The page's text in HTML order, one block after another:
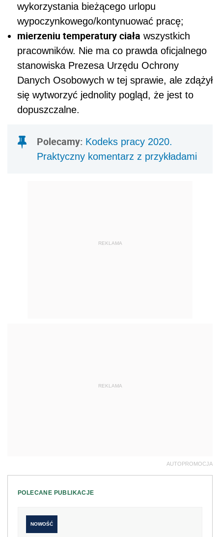
wykorzystania bieżącego urlopu
wypoczynkowego/kontynuować pracę;
mierzeniu temperatury ciała wszystkich
pracowników. Nie ma co prawda oficjalnego
stanowiska Prezesa Urzędu Ochrony
Danych Osobowych w tej sprawie, ale zdążył
się wytworzyć jednolity pogląd, że jest to
dopuszczalne.
Polecamy: Kodeks pracy 2020.
Praktyczny komentarz z przykładami
REKLAMA
REKLAMA
AUTOPROMOCJA
POLECANE PUBLIKACJE
NOWOŚĆ